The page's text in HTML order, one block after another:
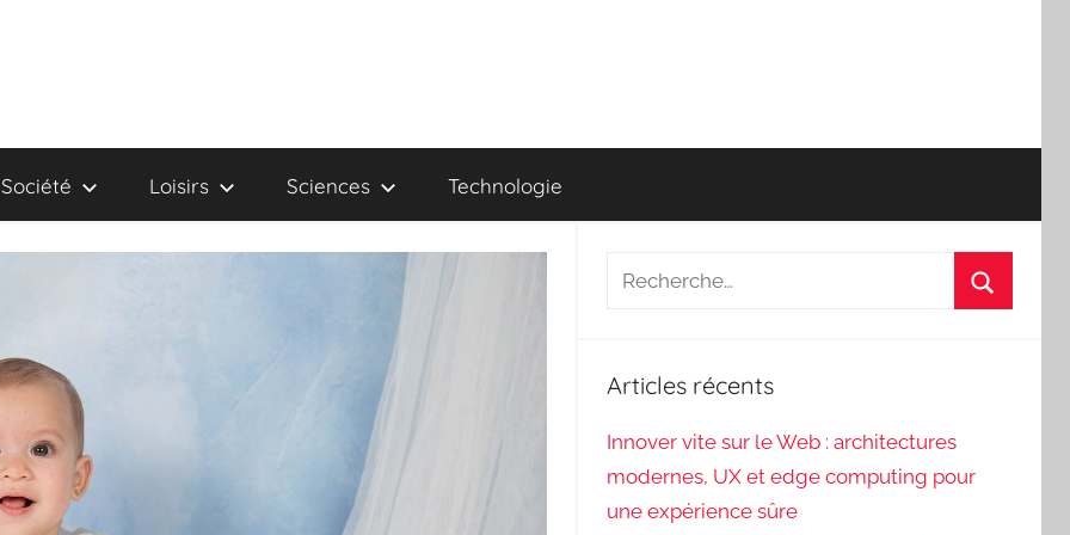
Société Loisirs Sciences Technologie
Recherche
Articles récents
Innover vite sur le Web : architectures
modernes, UX et edge computing pour
une expérience sûre